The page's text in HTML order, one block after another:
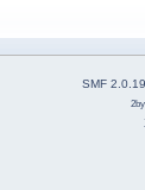
SMF 2.0.19